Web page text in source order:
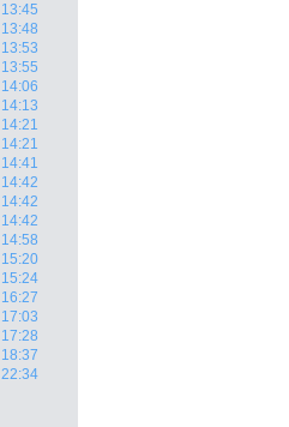
13:45
13:48
13:53
13:55
14:06
14:13
14:21
14:21
14:41
14:42
14:42
14:42
14:58
15:20
15:24
16:27
17:03
17:28
18:37
22:34